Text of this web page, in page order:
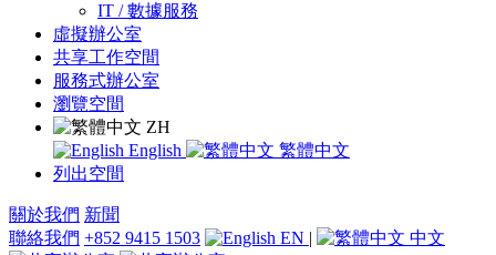
IT / 數據服務
虛擬辦公室
共享工作空間
服務式辦公室
瀏覽空間
ZH
English
繁體中文
列出空間
關於我們 新聞
聯絡我們 +852 9415 1503 EN | 中文